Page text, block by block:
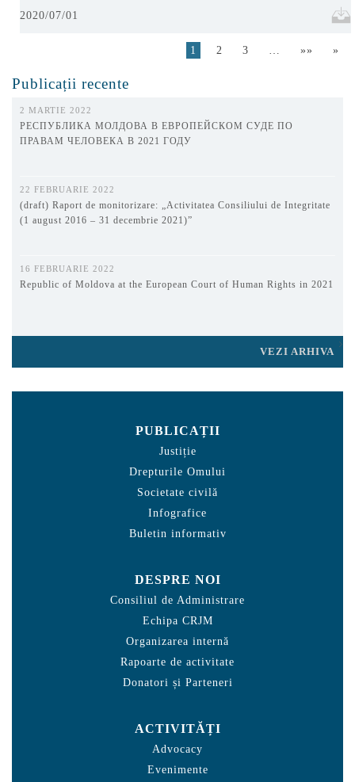
2020/07/01
1 2 3 … »» »
Publicații recente
2 MARTIE 2022
РЕСПУБЛИКА МОЛДОВА В ЕВРОПЕЙСКОМ СУДЕ ПО
ПРАВАМ ЧЕЛОВЕКА В 2021 ГОДУ
22 FEBRUARIE 2022
(draft) Raport de monitorizare: „Activitatea Consiliului de Integritate
(1 august 2016 – 31 decembrie 2021)”
16 FEBRUARIE 2022
Republic of Moldova at the European Court of Human Rights in 2021
VEZI ARHIVA
PUBLICAȚII
Justiție
Drepturile Omului
Societate civilă
Infografice
Buletin informativ
DESPRE NOI
Consiliul de Administrare
Echipa CRJM
Organizarea internă
Rapoarte de activitate
Donatori și Parteneri
ACTIVITĂȚI
Advocacy
Evenimente